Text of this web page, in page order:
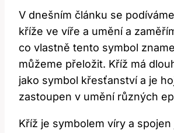
V dnešním článku se
kříže ve víře a umění a
co vlastně tento symbol
můžeme přeložit. Kříž má
jako symbol křesťanství a je
zastoupen v umění různých
Kříž je symbolem víry a